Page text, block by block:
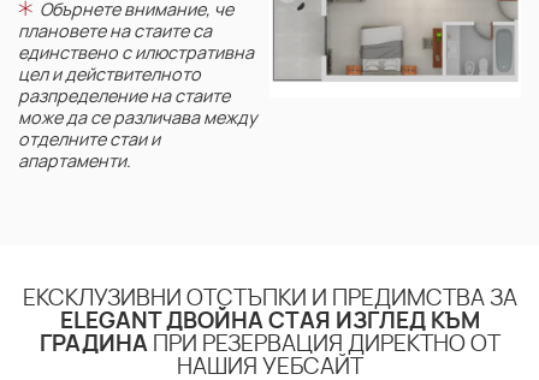
Обърнете внимание, че
плановете на стаите са
единствено с илюстративна
цел и действителното
разпределение на стаите
може да се различава между
отделните стаи и
апартаменти.
ЕКСКЛУЗИВНИ ОТСТЪПКИ И ПРЕДИМСТВА ЗА
ELEGANT ДВОЙНА СТАЯ ИЗГЛЕД КЪМ
ГРАДИНАПРИ РЕЗЕРВАЦИЯ ДИРЕКТНО ОТ
НАШИЯ УЕБСАЙТ